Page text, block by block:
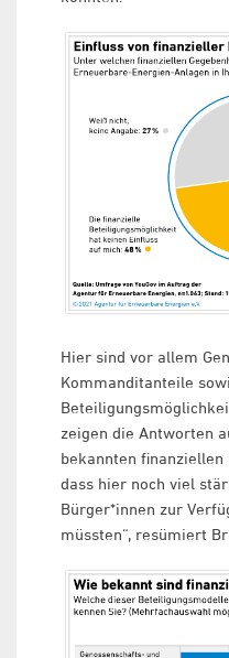
Hier sind vor allem
Kommanditanteile
zeigen die Antworten
bekannten
dass hier noch viel
Bürger*innen zur
müssten“, resümiert